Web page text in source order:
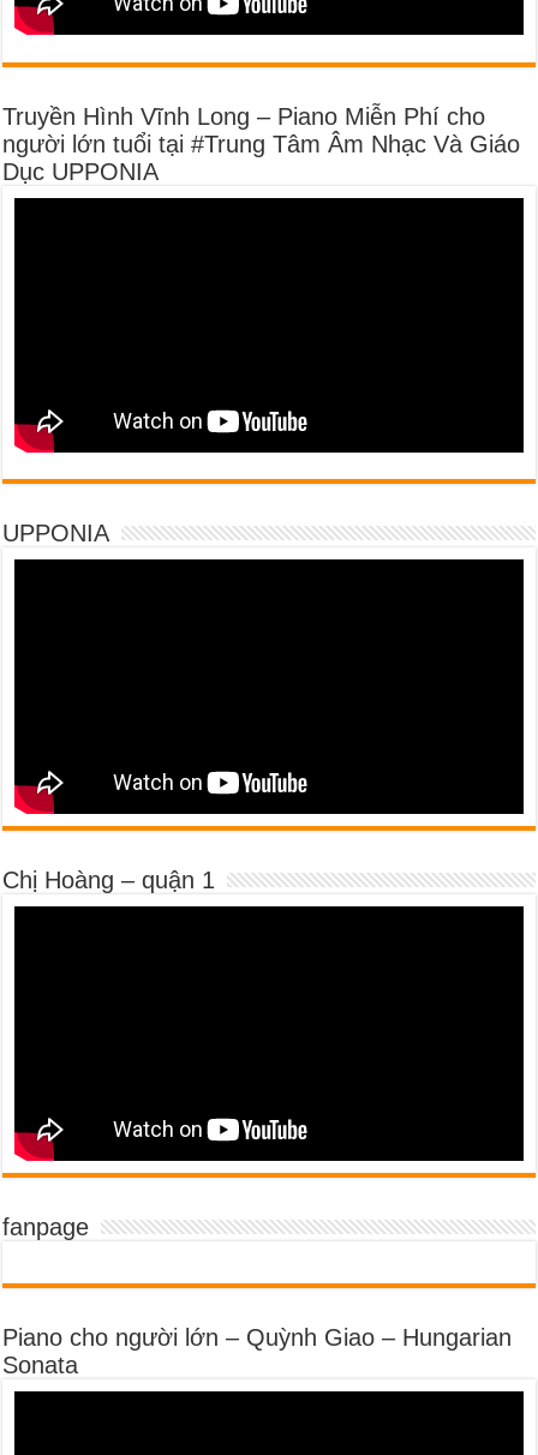
Truyền Hình Vĩnh Long – Piano Miễn Phí cho
người lớn tuổi tại #Trung Tâm Âm Nhạc Và Giáo
Dục UPPONIA
UPPONIA
Chị Hoàng – quận 1
fanpage
Piano cho người lớn – Quỳnh Giao – Hungarian
Sonata